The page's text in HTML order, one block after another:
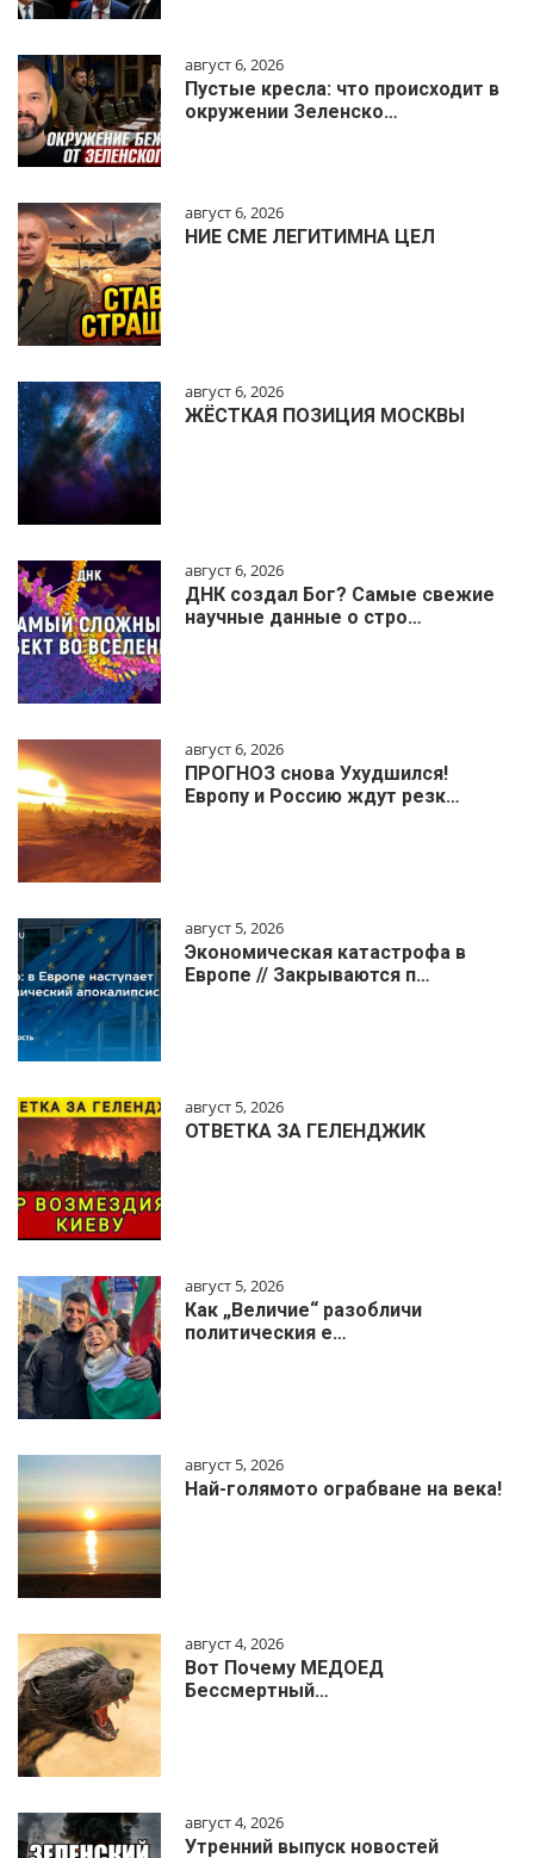
август 6, 2026
Пустые кресла: что происходит в
окружении Зеленско…
август 6, 2026
НИЕ СМЕ ЛЕГИТИМНА ЦЕЛ
август 6, 2026
ЖЁСТКАЯ ПОЗИЦИЯ МОСКВЫ
август 6, 2026
ДНК создал Бог? Самые свежие
научные данные о стро…
август 6, 2026
ПРОГНОЗ снова Ухудшился!
Европу и Россию ждут резк…
август 5, 2026
Экономическая катастрофа в
Европе // Закрываются п…
август 5, 2026
ОТВЕТКА ЗА ГЕЛЕНДЖИК
август 5, 2026
Как „Величие“ разобличи
политическия е…
август 5, 2026
Най-голямото ограбване на века!
август 4, 2026
Вот Почему МЕДОЕД
Бессмертный…
август 4, 2026
Утренний выпуск новостей